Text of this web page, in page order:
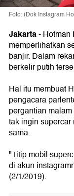
Foto: (Dok Instagram
Jakarta- Hotman
memperlihatkan
banjir. Dalam
berkelir putih
Hal itu membuat
pengacara
pergantian
tak ingin
sama.
"Titip mobil
di akun
(2/1/2019).